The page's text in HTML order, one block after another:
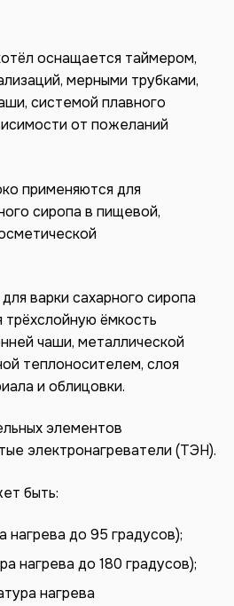
оснащается таймером,
мерными трубками,
системой плавного
от пожеланий
применяются для
сиропа в пищевой,
варки сахарного сиропа
трёхслойную ёмкость
чаши, металлической
теплоносителем, слоя
и облицовки.
элементов
электронагреватели (ТЭН).
быть:
нагрева до 95 градусов);
нагрева до 180 градусов);
нагрева